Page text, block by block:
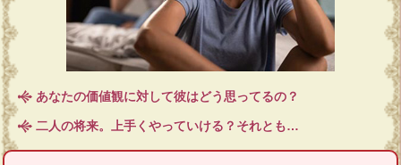
あなたの価値観に対して彼はどう思ってるの？
二人の将来。上手くやっていける？それとも…